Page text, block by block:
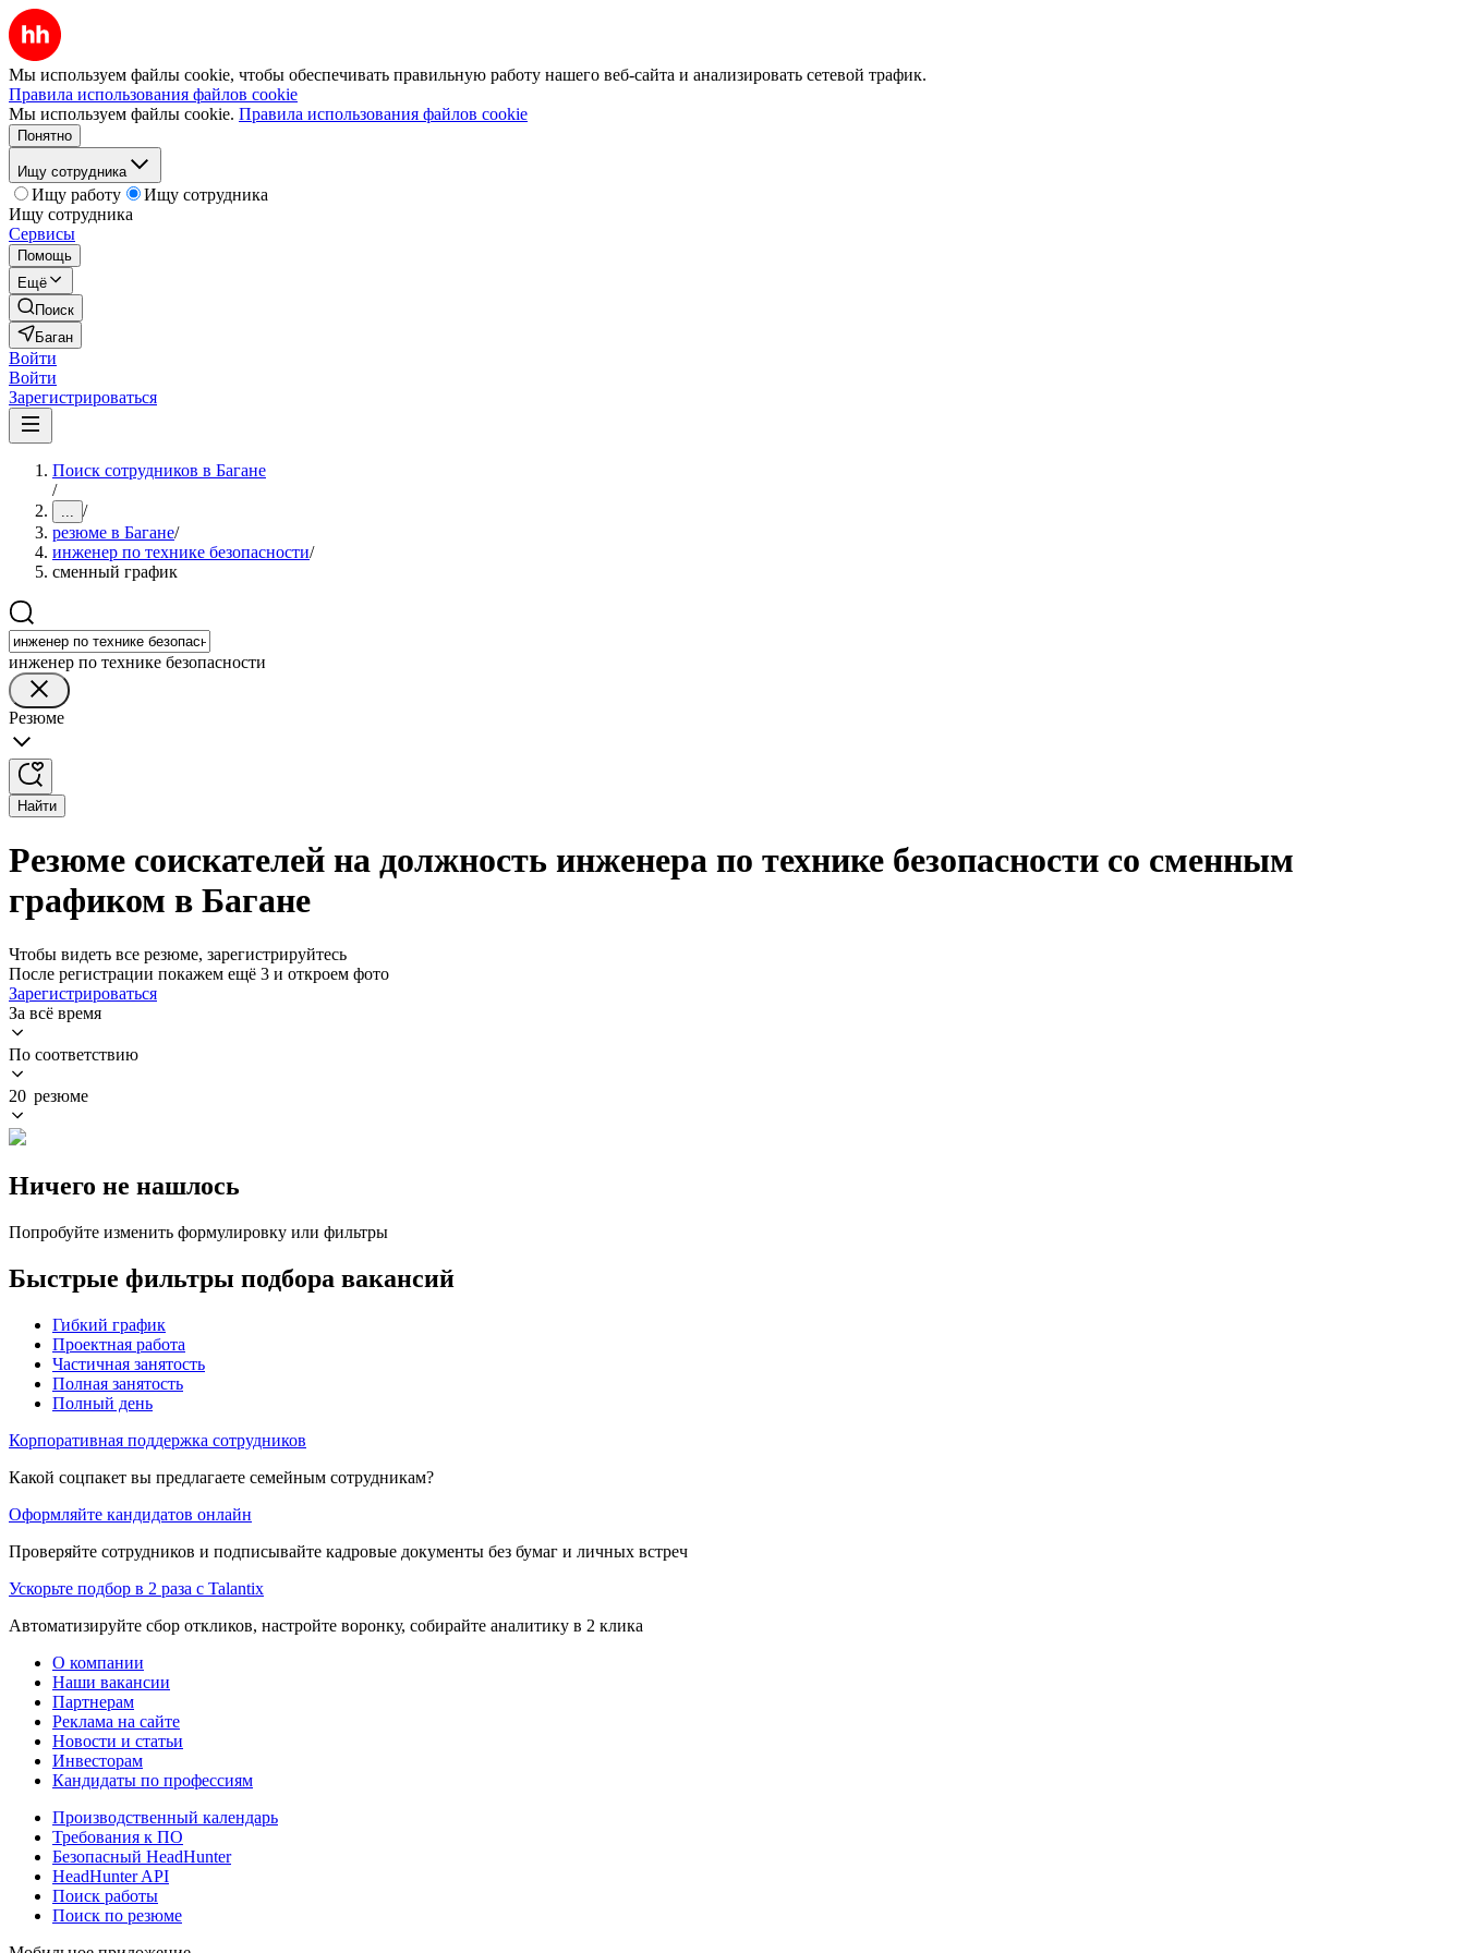
Мы используем файлы cookie, чтобы обеспечивать правильную работу нашего веб-сайта и анализировать сетевой трафик.
Правила использования файлов cookie
Мы используем файлы cookie. Правила использования файлов cookie
Понятно
Ищу сотрудника
Ищу работу
Ищу сотрудника
Ищу сотрудника
Сервисы
Помощь
Ещё
Поиск
Баган
Войти
Войти
Зарегистрироваться
Поиск сотрудников в Багане
/
... /
резюме в Багане/
инженер по технике безопасности/
сменный график
инженер по технике безопасности
Резюме
Найти
Резюме соискателей на должность инженера по технике безопасности со сменным
графиком в Багане
Чтобы видеть все резюме, зарегистрируйтесь
После регистрации покажем ещё 3 и откроем фото
Зарегистрироваться
За всё время
По соответствию
20 резюме
Ничего не нашлось
Попробуйте изменить формулировку или фильтры
Быстрые фильтры подбора вакансий
Гибкий график
Проектная работа
Частичная занятость
Полная занятость
Полный день
Корпоративная поддержка сотрудников
Какой соцпакет вы предлагаете семейным сотрудникам?
Оформляйте кандидатов онлайн
Проверяйте сотрудников и подписывайте кадровые документы без бумаг и личных встреч
Ускорьте подбор в 2 раза с Talantix
Автоматизируйте сбор откликов, настройте воронку, собирайте аналитику в 2 клика
О компании
Наши вакансии
Партнерам
Реклама на сайте
Новости и статьи
Инвесторам
Кандидаты по профессиям
Производственный календарь
Требования к ПО
Безопасный HeadHunter
HeadHunter API
Поиск работы
Поиск по резюме